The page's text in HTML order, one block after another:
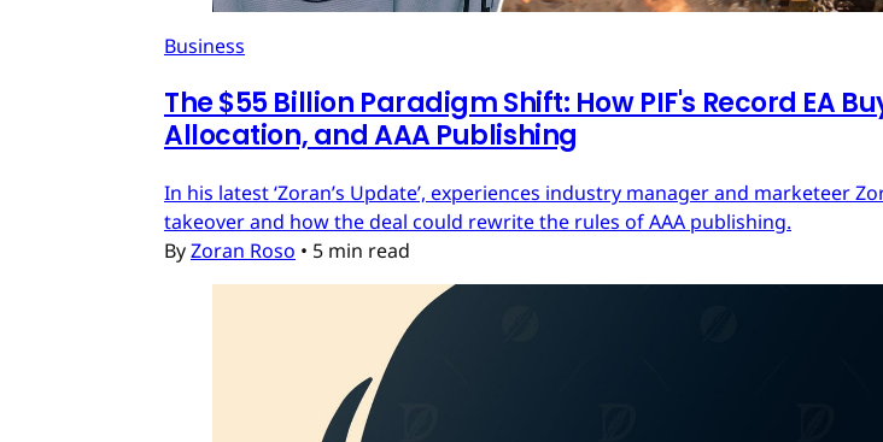
Business
The $55 Billion Paradigm Shift: How PIF's Record EA
Allocation, and AAA Publishing
In his latest ‘Zoran’s Update’, experiences industry manager and marketeer
takeover and how the deal could rewrite the rules of AAA publishing.
ByZoran Roso • 5 min read